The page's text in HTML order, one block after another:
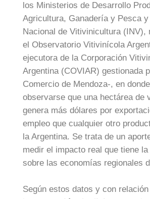
los Ministerios de Desarrollo
Agricultura, Ganadería y Pesca
Nacional de Vitivinicultura (INV),
el Observatorio Vitivinícola
ejecutora de la Corporación
Argentina (COVIAR) gestionada
Comercio de Mendoza-, en
observarse que una hectárea de
genera más dólares por
empleo que cualquier otro
la Argentina. Se trata de un
medir el impacto real que tiene
sobre las economías regionales
Según estos datos y con